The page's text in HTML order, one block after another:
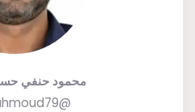
محمود حنفي
@mr-mahmoud79